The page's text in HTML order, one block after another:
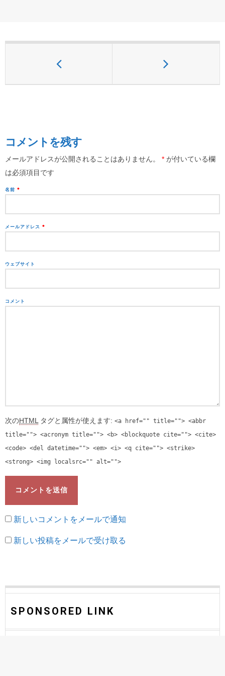
コメントを残す
メールアドレスが公開されることはありません。 * が付いている欄
は必須項目です
名前 *
メールアドレス *
ウェブサイト
コメント
次のHTML タグと属性が使えます: <a href="" title=""> <abbr
title=""> <acronym title=""> <b> <blockquote cite=""> <cite>
<code> <del datetime=""> <em> <i> <q cite=""> <strike>
<strong> <img localsrc="" alt="">
新しいコメントをメールで通知
新しい投稿をメールで受け取る
SPONSORED LINK